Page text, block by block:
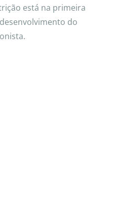
está na primeira
do